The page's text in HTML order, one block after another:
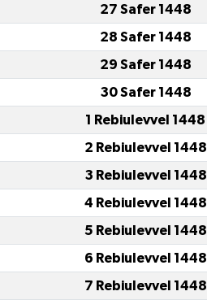
27 Safer 1448
28 Safer 1448
29 Safer 1448
30 Safer 1448
1 Rebiulevvel 1448
2 Rebiulevvel 1448
3 Rebiulevvel 1448
4 Rebiulevvel 1448
5 Rebiulevvel 1448
6 Rebiulevvel 1448
7 Rebiulevvel 1448